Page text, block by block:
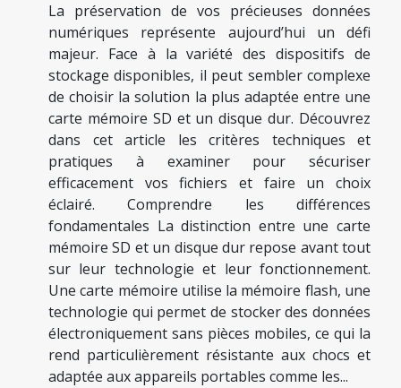
La préservation de vos précieuses données
numériques représente aujourd’hui un défi
majeur. Face à la variété des dispositifs de
stockage disponibles, il peut sembler complexe
de choisir la solution la plus adaptée entre une
carte mémoire SD et un disque dur. Découvrez
dans cet article les critères techniques et
pratiques à examiner pour sécuriser
efficacement vos fichiers et faire un choix
éclairé. Comprendre les différences
fondamentales La distinction entre une carte
mémoire SD et un disque dur repose avant tout
sur leur technologie et leur fonctionnement.
Une carte mémoire utilise la mémoire flash, une
technologie qui permet de stocker des données
électroniquement sans pièces mobiles, ce qui la
rend particulièrement résistante aux chocs et
adaptée aux appareils portables comme les...